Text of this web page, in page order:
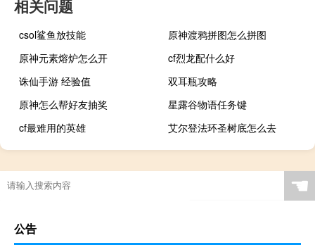
相关问题
csol鲨鱼放技能
原神渡鸦拼图怎么拼图
原神元素熔炉怎么开
cf烈龙配什么好
诛仙手游 经验值
双耳瓶攻略
原神怎么帮好友抽奖
星露谷物语任务键
cf最难用的英雄
艾尔登法环圣树底怎么去
☚
公告